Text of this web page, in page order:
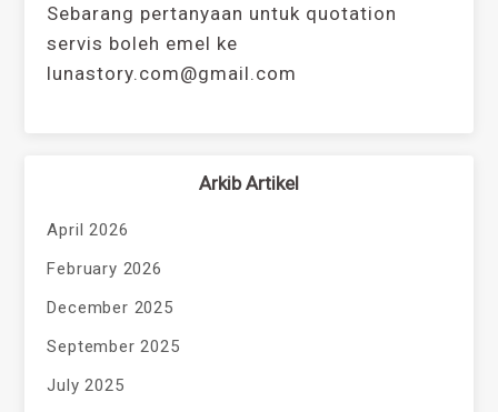
Sebarang pertanyaan untuk quotation
servis boleh emel ke
lunastory.com@gmail.com
Arkib Artikel
April 2026
February 2026
December 2025
September 2025
July 2025